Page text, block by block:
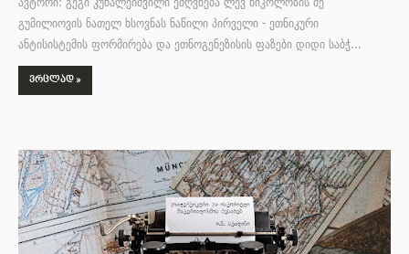
გუმილიოვის ნათელ ხსოვნას ნაწილი პირველი - ეთნიკური
ანტისისტემის ფორმირება და ეთნოგენეზისის ფაზები დიდი საბჭ…
ᲕᲠᲪᲚᲐᲓ »